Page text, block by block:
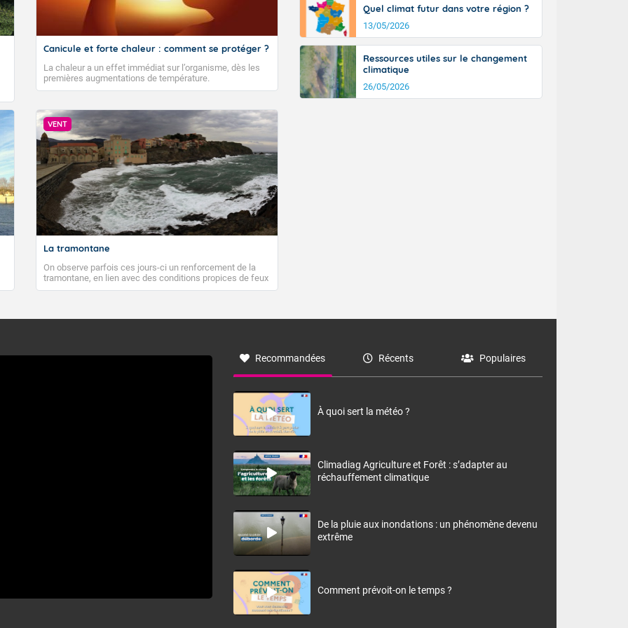
Canicule et forte chaleur : comment se protéger ?
La chaleur a un effet immédiat sur l’organisme, dès les
premières augmentations de température.
VENT
La tramontane
On observe parfois ces jours-ci un renforcement de la
tramontane, en lien avec des conditions propices de feux
de forêt. Mais qu'est-ce que la tramontane ? Quelles sont
à nord-ouest, dans un secteur qui part du Roussillon à la
monts, en allusion aux régions montagneuses d’où
Quel climat futur dans votre région ?
13/05/2026
Ressources utiles sur le changement
climatique
26/05/2026
Recommandées Récents Populaires
À quoi sert la météo ?
Climadiag Agriculture et Forêt : s’adapter au
réchauffement climatique
De la pluie aux inondations : un phénomène devenu
extrême
Comment prévoit-on le temps ?